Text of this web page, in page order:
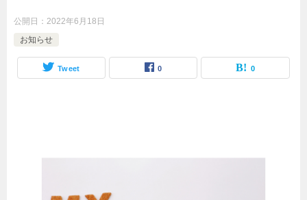
公開日： 2022年6月18日
お知らせ
Tweet 0 0